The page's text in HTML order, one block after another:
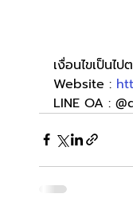
เงื่อนไขเป็นไ
Website :
LINE OA :